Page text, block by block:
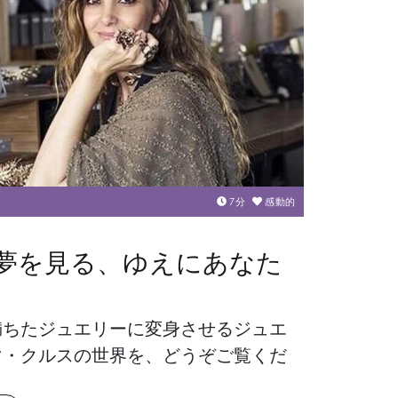
7分 感動的
を見る、ゆえにあなた
たジュエリーに変身させるジュエ
クルスの世界を、どうぞご覧くだ